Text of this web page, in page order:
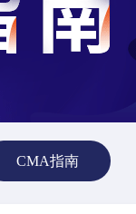
CMA指南